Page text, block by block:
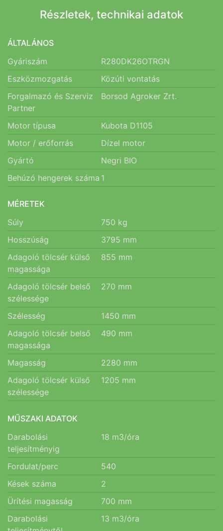
Részletek, technikai adatok
ÁLTALÁNOS
Gyáriszám
R280DK26OTRGN
Eszközmozgatás
Közúti vontatás
Forgalmazó és Szerviz
Partner
Borsod Agroker Zrt.
Motor típusa
Kubota D1105
Motor / erőforrás
Dízel motor
Gyártó
Negri BIO
Behúzó hengerek száma 1
MÉRETEK
Súly
750 kg
Hosszúság
3795 mm
Adagoló tölcsér külső
magassága
855 mm
Adagoló tölcsér belső
szélessége
270 mm
Szélesség 1450 mm
Adagoló tölcsér belső
magassága
490 mm
Magasság 2280 mm
Adagoló tölcsér külső
szélessége
1205 mm
MŰSZAKI ADATOK
Darabolási
teljesítményig
18 m3/óra
Fordulat/perc
540
Kések száma
2
Ürítési magasság
700 mm
Darabolási
13 m3/óra